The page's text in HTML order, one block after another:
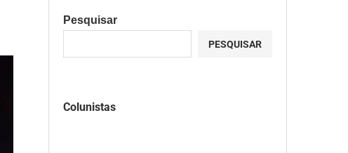
Pesquisar
PESQUISAR
Colunistas